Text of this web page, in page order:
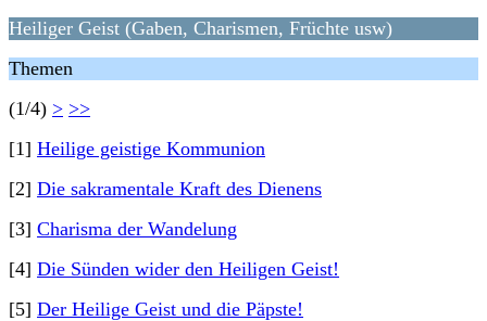
Heiliger Geist (Gaben, Charismen, Früchte usw)
Themen
(1/4) > >>
[1] Heilige geistige Kommunion
[2] Die sakramentale Kraft des Dienens
[3] Charisma der Wandelung
[4] Die Sünden wider den Heiligen Geist!
[5] Der Heilige Geist und die Päpste!